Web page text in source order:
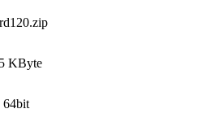
KByte
64bit